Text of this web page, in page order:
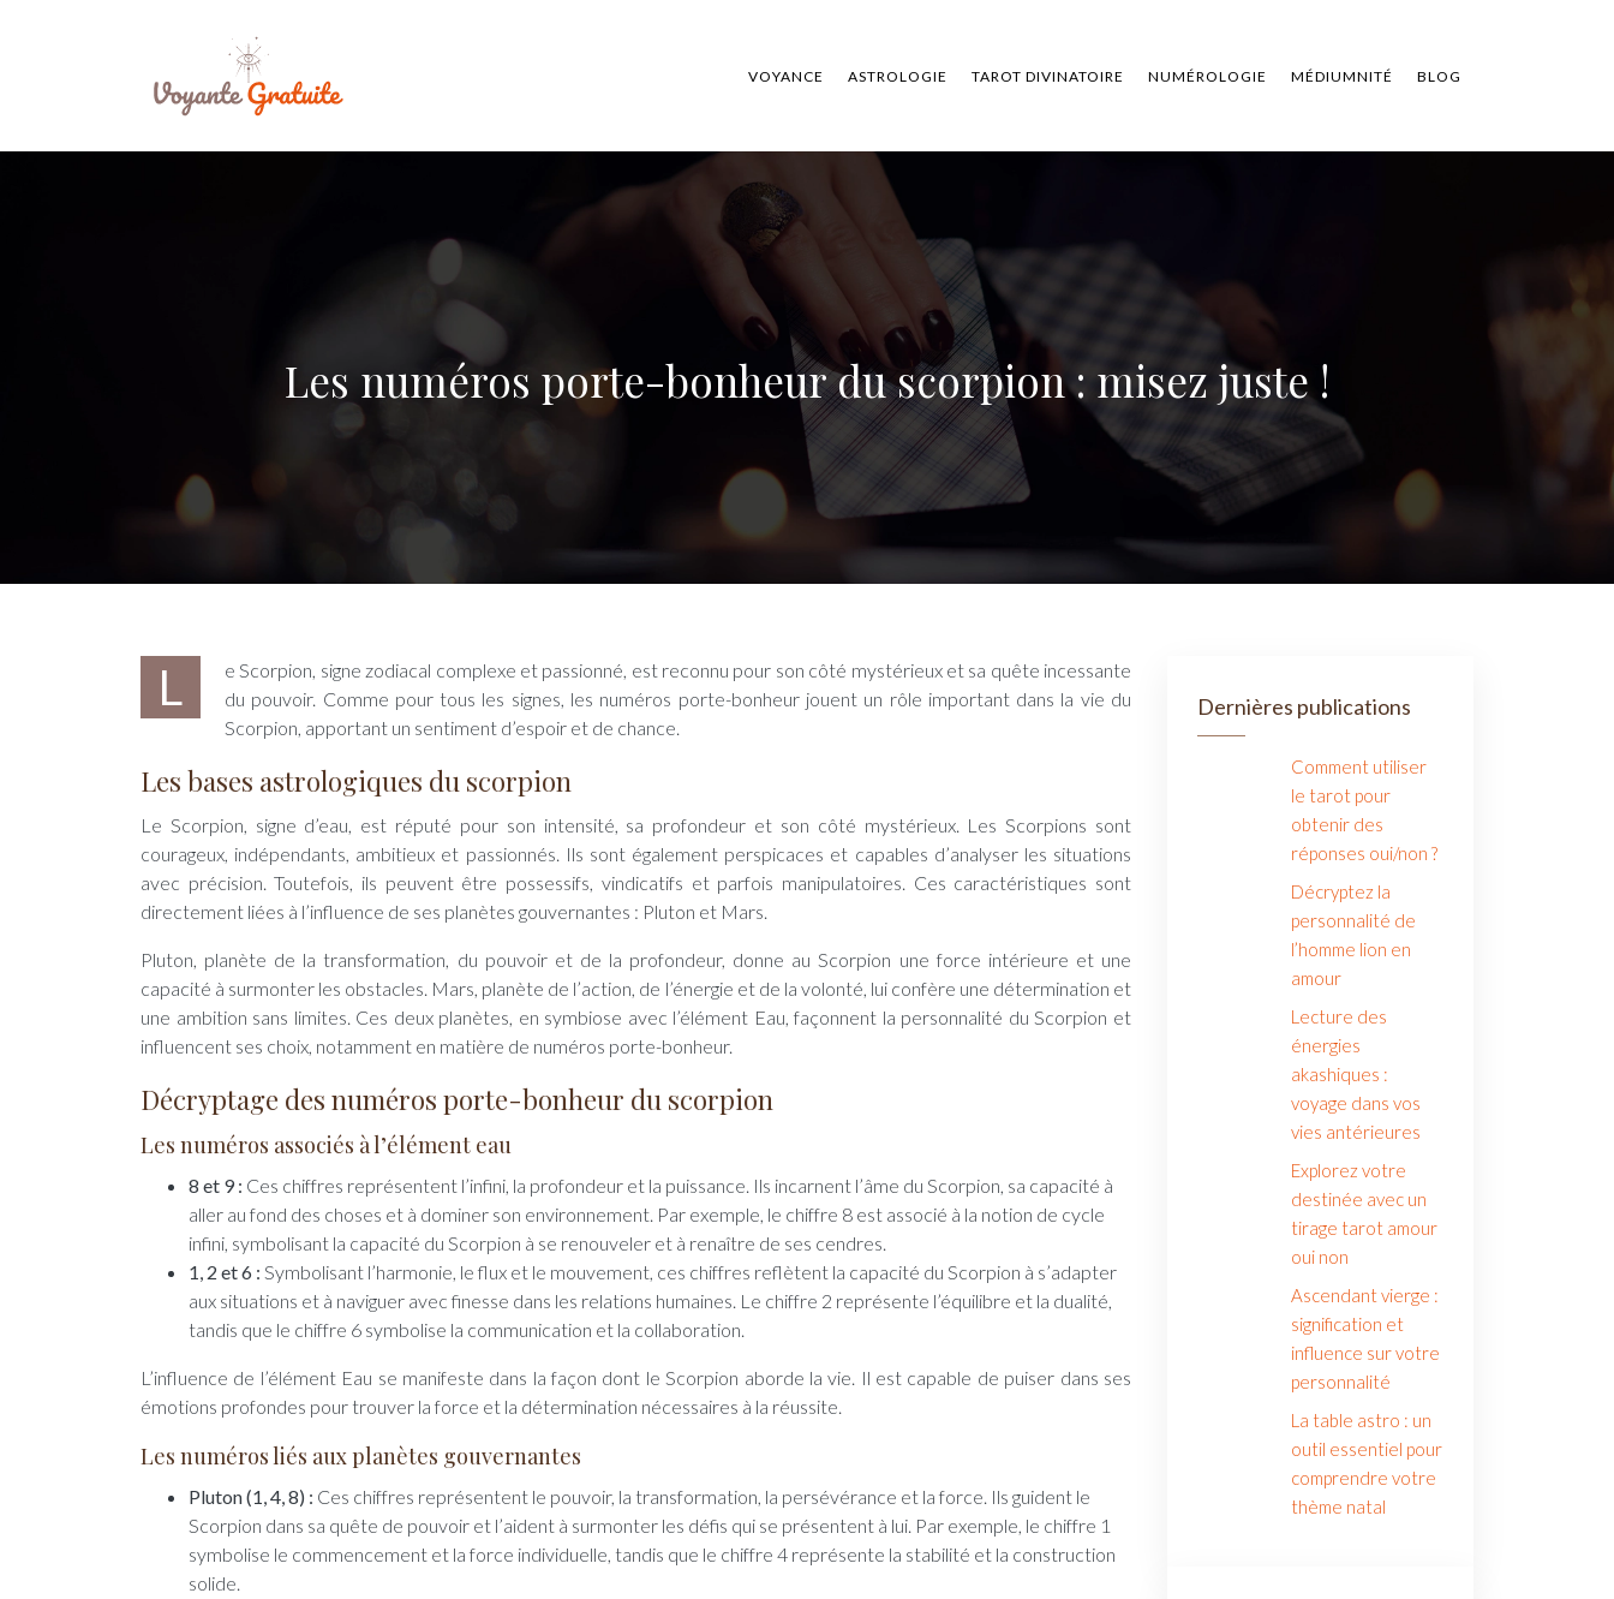
VOYANCE ASTROLOGIE TAROT DIVINATOIRE NUMÉROLOGIE MÉDIUMNITÉ BLOG
Les numéros porte-bonheur du scorpion : misez juste !
Le Scorpion, signe zodiacal complexe et passionné, est reconnu pour son côté mystérieux et sa quête incessante
du pouvoir. Comme pour tous les signes, les numéros porte-bonheur jouent un rôle important dans la vie du
Scorpion, apportant un sentiment d’espoir et de chance.
Les bases astrologiques du scorpion
Le Scorpion, signe d’eau, est réputé pour son intensité, sa profondeur et son côté mystérieux. Les Scorpions sont
courageux, indépendants, ambitieux et passionnés. Ils sont également perspicaces et capables d’analyser les situations
avec précision. Toutefois, ils peuvent être possessifs, vindicatifs et parfois manipulatoires. Ces caractéristiques sont
directement liées à l’influence de ses planètes gouvernantes : Pluton et Mars.
Pluton, planète de la transformation, du pouvoir et de la profondeur, donne au Scorpion une force intérieure et une
capacité à surmonter les obstacles. Mars, planète de l’action, de l’énergie et de la volonté, lui confère une détermination et
une ambition sans limites. Ces deux planètes, en symbiose avec l’élément Eau, façonnent la personnalité du Scorpion et
influencent ses choix, notamment en matière de numéros porte-bonheur.
Décryptage des numéros porte-bonheur du scorpion
Les numéros associés à l’élément eau
8 et 9 : Ces chiffres représentent l’infini, la profondeur et la puissance. Ils incarnent l’âme du Scorpion, sa capacité à
aller au fond des choses et à dominer son environnement. Par exemple, le chiffre 8 est associé à la notion de cycle
infini, symbolisant la capacité du Scorpion à se renouveler et à renaître de ses cendres.
1, 2 et 6 : Symbolisant l’harmonie, le flux et le mouvement, ces chiffres reflètent la capacité du Scorpion à s’adapter
aux situations et à naviguer avec finesse dans les relations humaines. Le chiffre 2 représente l’équilibre et la dualité,
tandis que le chiffre 6 symbolise la communication et la collaboration.
L’influence de l’élément Eau se manifeste dans la façon dont le Scorpion aborde la vie. Il est capable de puiser dans ses
émotions profondes pour trouver la force et la détermination nécessaires à la réussite.
Les numéros liés aux planètes gouvernantes
Pluton (1, 4, 8) : Ces chiffres représentent le pouvoir, la transformation, la persévérance et la force. Ils guident le
Scorpion dans sa quête de pouvoir et l’aident à surmonter les défis qui se présentent à lui. Par exemple, le chiffre 1
symbolise le commencement et la force individuelle, tandis que le chiffre 4 représente la stabilité et la construction
solide.
Dernières publications
Comment utiliser
le tarot pour
obtenir des
réponses oui/non ?
Décryptez la
personnalité de
l’homme lion en
amour
Lecture des
énergies
akashiques :
voyage dans vos
vies antérieures
Explorez votre
destinée avec un
tirage tarot amour
oui non
Ascendant vierge :
signification et
influence sur votre
personnalité
La table astro : un
outil essentiel pour
comprendre votre
thème natal